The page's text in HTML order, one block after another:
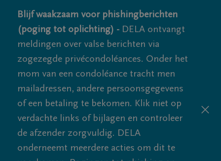
Blijf waakzaam voor phishingberichten
(poging tot oplichting) - DELA ontvangt
meldingen over valse berichten via
zogezegde privécondoléances. Onder het
mom van een condoléance tracht men
mailadressen, andere persoonsgegevens
of een betaling te bekomen. Klik niet op
verdachte links of bijlagen en controleer
de afzender zorgvuldig. DELA
onderneemt meerdere acties om dit te